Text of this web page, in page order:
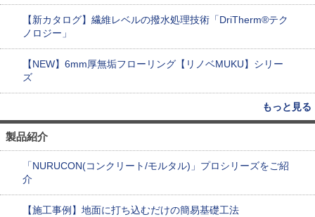
【新カタログ】繊維レベルの撥水処理技術「DriTherm®テク
ノロジー」
【NEW】6mm厚無垢フローリング【リノベMUKU】シリー
ズ
もっと見る
製品紹介
「NURUCON(コンクリート/モルタル)」プロシリーズをご紹
介
【施工事例】地面に打ち込むだけの簡易基礎工法